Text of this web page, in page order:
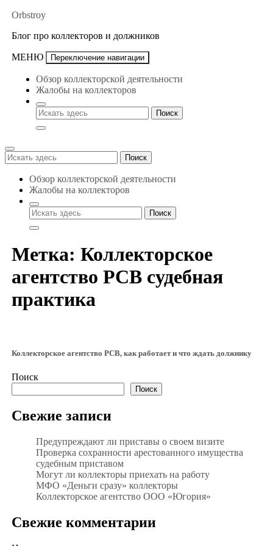
Перейти
содержимому
Orbstroy
Блог про коллекторов и должников
МЕНЮ Переключение навигации
Обзор коллекторской деятельности
Жалобы на коллекторов
Поиск
для:
Поиск
Обзор коллекторской деятельности
Жалобы на коллекторов
Метка: Коллекторское
агентство РСВ судебная
практика
Коллекторское агентство РСВ, как работает и что ждать должнику
Поиск
Поиск
Свежие записи
Предупреждают ли приставы о своем визите
Проверка сохранности арестованного имущества
судебным приставом
Могут ли коллекторы приехать на работу
МФО «Деньги сразу» коллекторы
Коллекторское агентство ООО «Югория»
Свежие комментарии